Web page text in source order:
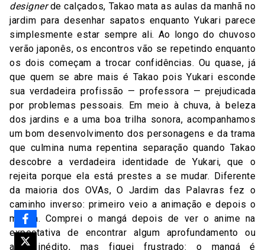
designerde calçados, Takao mata as aulas da manhã no
jardim para desenhar sapatos enquanto Yukari parece
simplesmente estar sempre ali. Ao longo do chuvoso
verão japonês, os encontros vão se repetindo enquanto
os dois começam a trocar confidências. Ou quase, já
que quem se abre mais é Takao pois Yukari esconde
sua verdadeira profissão — professora — prejudicada
por problemas pessoais. Em meio à chuva, à beleza
dos jardins e a uma boa trilha sonora, acompanhamos
um bom desenvolvimento dos personagens e da trama
que culmina numa repentina separação quando Takao
descobre a verdadeira identidade de Yukari, que o
rejeita porque ela está prestes a se mudar. Diferente
da maioria dos OVAs, O Jardim das Palavras fez o
caminho inverso: primeiro veio a animação e depois o
mangá. Comprei o mangá depois de ver o anime na
expectativa de encontrar algum aprofundamento ou
algo inédito, mas fiquei frustrado: o mangá é